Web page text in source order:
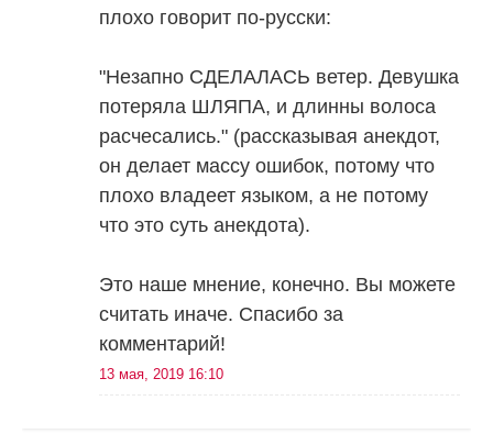
плохо говорит по-русски:
"Незапно СДЕЛАЛАСЬ ветер. Девушка
потеряла ШЛЯПА, и длинны волоса
расчесались." (рассказывая анекдот,
он делает массу ошибок, потому что
плохо владеет языком, а не потому
что это суть анекдота).
Это наше мнение, конечно. Вы можете
считать иначе. Спасибо за
комментарий!
13 мая, 2019 16:10